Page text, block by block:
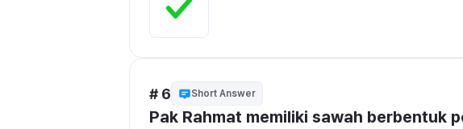
# 6 Short Answer
Pak Rahmat memiliki sawah berbentuk